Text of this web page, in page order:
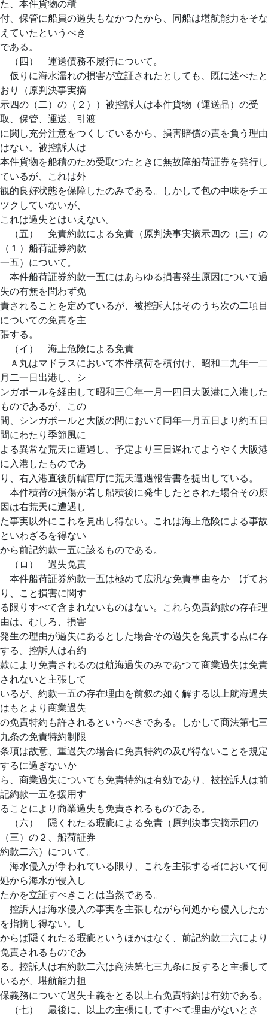
た、本件貨物の積
付、保管に船員の過失もなかつたから、同船は堪航能力をそな
えていたというべき
である。
（四） 運送債務不履行について。
仮りに海水濡れの損害が立証されたとしても、既に述べたと
おり（原判決事実摘
示四の（二）の（２））被控訴人は本件貨物（運送品）の受
取、保管、運送、引渡
に関し充分注意をつくしているから、損害賠償の責を負う理由
はない。被控訴人は
本件貨物を船積のため受取つたときに無故障船荷証券を発行し
ているが、これは外
観的良好状態を保障したのみである。しかして包の中味をチエ
ツクしていないが、
これは過失とはいえない。
（五） 免責約款による免責（原判決事実摘示四の（三）の
（１）船荷証券約款
一五）について。
本件船荷証券約款一五にはあらゆる損害発生原因について過
失の有無を問わず免
責されることを定めているが、被控訴人はそのうち次の二項目
についての免責を主
張する。
（イ） 海上危険による免責
Ａ丸はマドラスにおいて本件積荷を積付け、昭和二九年一二
月二一日出港し、シ
ンガポールを経由して昭和三〇年一月一四日大阪港に入港した
ものであるが、この
間、シンガポールと大阪の間において同年一月五日より約五日
間にわたり季節風に
よる異常な荒天に遭遇し、予定より三日遅れてようやく大阪港
に入港したものであ
り、右入港直後所轄官庁に荒天遭遇報告書を提出している。
本件積荷の損傷が若し船積後に発生したとされた場合その原
因は右荒天に遭遇し
た事実以外にこれを見出し得ない。これは海上危険による事故
といわざるを得ない
から前記約款一五に該るものである。
（ロ） 過失免責
本件船荷証券約款一五は極めて広汎な免責事由をかゝげてお
り、こと損害に関す
る限りすべて含まれないものはない。これら免責約款の存在理
由は、むしろ、損害
発生の理由が過失にあるとした場合その過失を免責する点に存
する。控訴人は右約
款により免責されるのは航海過失のみであつて商業過失は免責
されないと主張して
いるが、約款一五の存在理由を前叙の如く解する以上航海過失
はもとより商業過失
の免責特約も許されるというべきである。しかして商法第七三
九条の免責特約制限
条項は故意、重過失の場合に免責特約の及び得ないことを規定
するに過ぎないか
ら、商業過失についても免責特約は有効であり、被控訴人は前
記約款一五を援用す
ることにより商業過失も免責されるものである。
（六） 隠くれたる瑕疵による免責（原判決事実摘示四の
（三）の２、船荷証券
約款二六）について。
海水侵入が争われている限り、これを主張する者において何
処から海水が侵入し
たかを立証すべきことは当然である。
控訴人は海水侵入の事実を主張しながら何処から侵入したか
を指摘し得ない。し
からば隠くれたる瑕疵というほかはなく、前記約款二六により
免責されるものであ
る。控訴人は右約款二六は商法第七三九条に反すると主張して
いるが、堪航能力担
保義務について過失主義をとる以上右免責特約は有効である。
（七） 最後に、以上の主張にしてすべて理由がないとさ